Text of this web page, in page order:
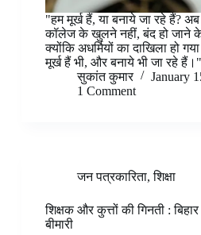
"हम मूर्ख हैं, या बनाये जा रहे हैं?
कॉलेज के खुलने नहीं, बंद हो जाने के
क्योंकि अधर्मियों का दाखिला हो
मूर्ख हैं भी, और बनाये भी जा रहे
सुकांत कुमार
January
1 Comment
जन पत्रकारिता,शिक्षा
शिक्षक और कुत्तों की गिनती :
बीमारी